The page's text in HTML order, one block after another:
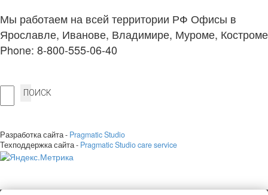
Мы работаем на всей территории РФ Офисы в
Ярославле, Иванове, Владимире, Муроме, Костроме
Phone: 8-800-555-06-40
ПОИСК
Разработка сайта - Pragmatic Studio
Техподдержка сайта - Pragmatic Studio care service